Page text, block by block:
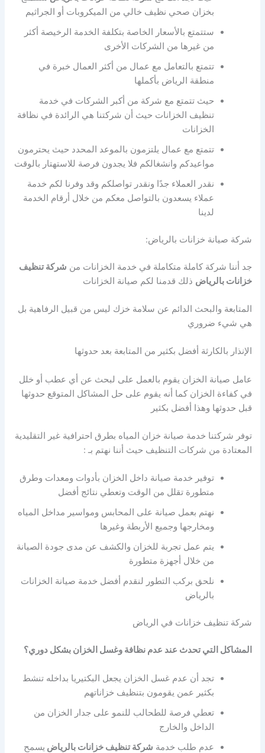
بخزان صحي نظيف خالي من الميكروبات أو الجراثيم
ستتمتع بالأسعار الخاصة بتكلفة الخدمة الرخيصة أكثر
من غيرها من الشركات الأخرى
تتمتع بالتعامل مع عمال من أكثر العمال خبرة في
منطقة الرياض بأكملها
حيث تتمتع مع شركة من أكبر الشركات في خدمة
تنظيف الخزانات حيث أن شركتنا هي الرائدة في نظافة
الخزانات
تتمتع مع عمال يلتزمون بالموعد المحدد حيث يحترمون
مواعيدكم وانشغالكم فلا يجدون فرصة للاستهتار بالوقت
نقدر العملاء جدًا ونقدر تواصلكم وقد وفرنا لكم خدمة
عملاء يسعدون بالتواصل معكم من خلال أرقام الخدمة
لدينا
شركة صيانة خزانات بالرياض:
جد أننا شركة كاملة متكاملة في خدمة الخزانات من شركة تنظيف
خزانات بالرياض ذلك قدمنا لكم صيانة الخزانات
المتابعة والبحث الدائم عن سلامة خزك ليس من قبيل الرفاهية بل
هي شيء ضروري
الإنذار بالكارثة أفضل بكثير من المتابعة بعد حدوثها
عامل صيانة الخزان يقوم بالعمل على لبحث عن أي عطب أو خلل
في كفاءة الخزان كما أنه يقوم على حل المشاكل المتوقع حدوثها
قبل حدوثها وهذا أفضل بكثير
توفر شركتنا خدمة صيانة خزان المياه بطرق احترافية غير التقليدية
المعتادة من شركات التنظيف حيث أننا نهتم بـ :
توفير خدمة صيانة داخل الخزان بأدوات ومعدات وطرق
متطورة تقلل من الوقت وتعطي نتائج أفضل
نهتم بعمل صيانة على المحابس ومواسير مداخل المياه
ومخارجها وجميع الأربطة وغيرها
يتم عمل تجربة للخزان والكشف عن مدى جودة الصيانة
من خلال أجهزة متطورة
نلحق بركب التطور لنقدم أفضل خدمة صيانة الخزانات
بالرياض
شركة تنظيف خزانات في الرياض
المشاكل التي تحدث عند عدم نظافة وغسل الخزان بشكل دوري؟
تجد أن عدم غسل الخزان يجعل البكتيريا بداخله تنشط
بكثير عمن يقومون بتنظيف خزاناتهم
تعطي فرصة للطحالب للنمو على جدار الخزان من
الداخل والخارج
عدم طلب خدمة شركة تنظيف خزانات بالرياض يسمح